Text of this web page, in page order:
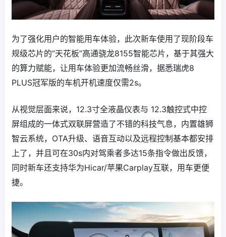
为了强化用户的智能用车体验，此次新车使用了现阶段车
规级芯片的“天花板”高通骁龙8155智能芯片，基于其强大
的算力赋能，让用车体验更加流畅丝滑，据悉瑞虎8
PLUS冠军版的车机开机速度仅需2s。
从视觉层面来说，12.3寸全液晶仪表与 12.3触控式中控
屏组成的一体式双联屏营造了不错的科技气息，内置雄狮
智云系统，OTA升级、语音互动以及远程控制基本都安排
上了，并且可在30s内对驾乘者多达15条指令做出反馈，
同时新车还支持华为Hicar/苹果Carplay互联，用车更便
捷。